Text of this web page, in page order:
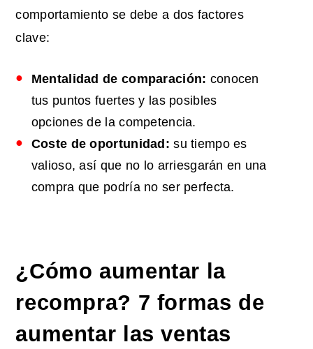
comportamiento se debe a dos factores
clave:
Mentalidad de comparación: conocen
tus puntos fuertes y las posibles
opciones de la competencia.
Coste de oportunidad:su tiempo es
valioso, así que no lo arriesgarán en una
compra que podría no ser perfecta.
¿Cómo aumentar la
recompra? 7 formas de
aumentar las ventas